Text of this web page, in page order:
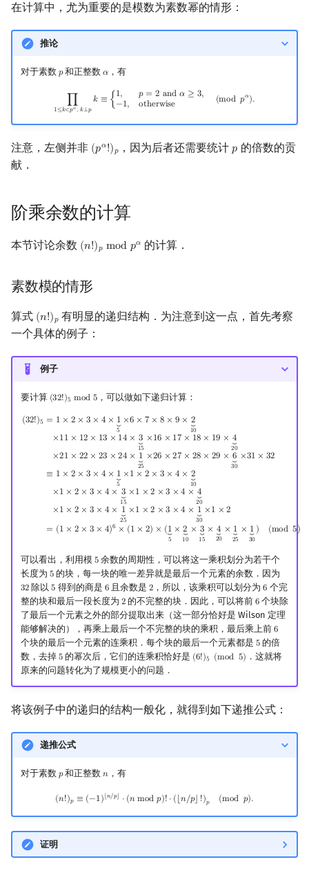
在计算中，尤为重要的是模数为素数幂的情形：
推论
对于素数𝑝
p和正整数 𝛼
α ，有
∏
1≤𝑘<𝑝𝛼 , 𝑘⟂𝑝
𝑘 ≡ { 1, 𝑝 = 2 and 𝛼 ≥ 3,
−1, otherwise (mod 𝑝𝛼).
k<p ⟂ ≡{1, andα ≥3,−1,otherwise mod pα
注意，左侧并非 (𝑝𝛼!)𝑝
(pα!)p ，因为后者还需要统计𝑝
p 的倍数的贡
献．
阶乘余数的计算
本节讨论余数 (𝑛!)𝑝 mod𝑝𝛼
(n!)p modpα 的计算．
素数模的情形
算式 (𝑛!)𝑝
(n!)p 有明显的递归结构．为注意到这一点，首先考察
一个具体的例子：
例子
要计算 (32!)5 mod 5
(32!)5mod5 ，可以做如下递归计算：
(32!)5 = 1 × 2 × 3 × 4 × 1
⏟
5
×6 × 7 × 8 × 9 × 2
⏟
10
×11 × 12 × 13 × 14 × 3
⏟
15
×16 × 17 × 18 × 19 × 4
⏟
20
×21 × 22 × 23 × 24 × 1
⏟
25
×26 × 27 × 28 × 29 × 6
⏟
30
×31 × 32
≡ 1 × 2 × 3 × 4 × 1
⏟
5
×1 × 2 × 3 × 4 × 2
⏟
10
×1 × 2 × 3 × 4 × 3
⏟
15
×1 × 2 × 3 × 4 × 4
⏟
20
×1 × 2 × 3 × 4 × 1
⏟
25
×1 × 2 × 3 × 4 × 1
⏟
30
×1 × 2
= (1 × 2 × 3 × 4)6 × (1 × 2) × (1
⏟
5
× 2
⏟
10
× 3
⏟
15
× 4
⏟
20
× 1
⏟
25
× 1
⏟
30
) (mod 5)
(32!) 5= 1× 2× 3× 4× 1⏟5 ×6 ×7× 8× 9×2 ⏟10 ×11× 12 ×13 ×14
可以看出，利用模 5
5余数的周期性，可以将这一乘积划分为若干个
长度为 5
5的块，每一块的唯一差异就是最后一个元素的余数．因为
32
32 除以5
5 得到的商是 6
6 且余数是2
2 ，所以，该乘积可以划分为6
6 个完
整的块和最后一段长度为 2
2的不完整的块．因此，可以将前 6
6 个块除
了最后一个元素之外的部分提取出来（这一部分恰好是 Wilson 定理
能够解决的），再乘上最后一个不完整的块的乘积，最后乘上前 6
6
个块的最后一个元素的连乘积．每个块的最后一个元素都是 5
5的倍
数，去掉 5
5的幂次后，它们的连乘积恰好是 (6!)5 (mod 5)
(6!)5( mod5)
．这就将
原来的问题转化为了规模更小的问题．
将该例子中的递归的结构一般化，就得到如下递推公式：
递推公式
对于素数𝑝
p和正整数 𝑛
n，有
(𝑛!)𝑝 ≡ (−1)⌊𝑛/𝑝⌋ ⋅ (𝑛mod 𝑝)! ⋅ (⌊𝑛/𝑝⌋ !)𝑝 (mod 𝑝).
n!) p≡(− 1)⌊n/ p⌋⋅( nmodp) ⋅ (⌊ n/ p⌋! )p modp).
证明